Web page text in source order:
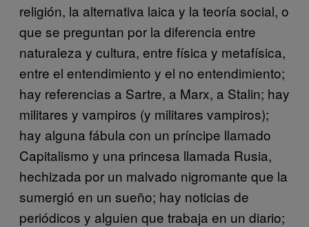
religión, la alternativa laica y la teoría social, o
que se preguntan por la diferencia entre
naturaleza y cultura, entre física y metafísica,
entre el entendimiento y el no entendimiento;
hay referencias a Sartre, a Marx, a Stalin; hay
militares y vampiros (y militares vampiros);
hay alguna fábula con un príncipe llamado
Capitalismo y una princesa llamada Rusia,
hechizada por un malvado nigromante que la
sumergió en un sueño; hay noticias de
periódicos y alguien que trabaja en un diario;